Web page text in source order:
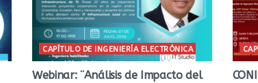
CAPÍTULO DE INGENIERÍA ELECTRÓNICA
Webinar: ¨Análisis de Impacto del